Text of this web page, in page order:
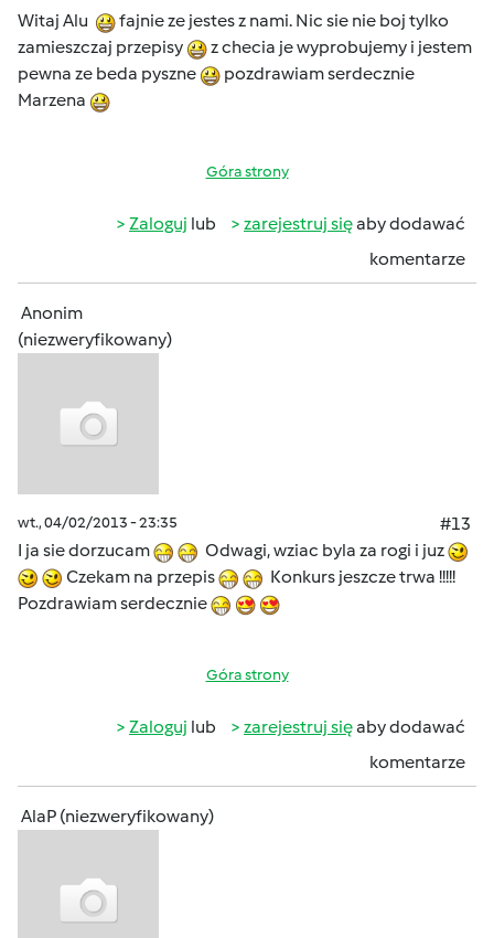
Witaj Alu
fajnie ze jestes z nami. Nic sie nie boj tylko
zamieszczaj przepisy
z checia je wyprobujemy i jestem
pewna ze beda pyszne
pozdrawiam serdecznie
Marzena
Góra strony
Zaloguj lub zarejestruj sięaby dodawać
komentarze
Anonim
(niezweryfikowany)
wt., 04/02/2013 - 23:35
#13
I ja sie dorzucam
Odwagi, wziac byla za rogi i juz
Czekam na przepis
Konkurs jeszcze trwa !!!!!
Pozdrawiam serdecznie
Góra strony
Zaloguj lub zarejestruj sięaby dodawać
komentarze
AlaP (niezweryfikowany)